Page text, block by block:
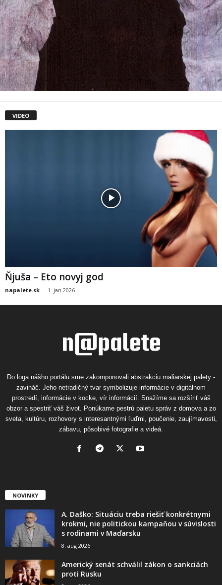
VIDEO
Ňjuša – Eto novyj god
napalete.sk - 1. jan 2026
Do loga nášho portálu sme zakomponovali abstrakciu maliarskej palety -
zavináč. Jeho netradičný tvar symbolizuje informácie v digitálnom
prostredí, informácie v kocke, vír informácií. Snažíme sa rozšíriť váš
obzor a spestriť váš život. Ponúkame pestrú paletu správ z domova a zo
sveta, kultúru, rozhovory s interesantnými ľuďmi, poučenie, zaujímavosti,
zábavu, pôsobivé fotografie a videá.
NOVINKY
A. Daško: Situáciu treba riešiť konkrétnymi
krokmi, nie politickou kampaňou v súvislosti
s rodinami v Maďarsku
8. aug 2026
Americký senát schválil zákon o sankciách
proti Rusku